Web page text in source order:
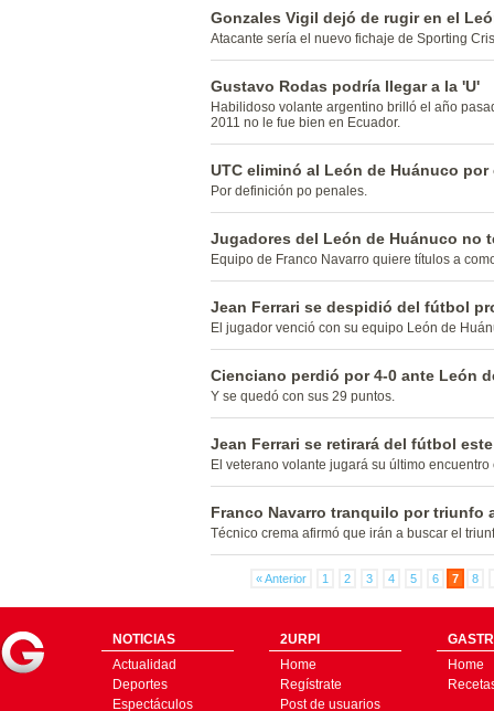
Gonzales Vigil dejó de rugir en el
Atacante sería el nuevo fichaje de Sporting
Gustavo Rodas podría llegar a la 'U'
Habilidoso volante argentino brilló el año
2011 no le fue bien en Ecuador.
UTC eliminó al León de Huánuco
Por definición po penales.
Jugadores del León de Huánuco no
Equipo de Franco Navarro quiere títulos a
Jean Ferrari se despidió del fútbol
El jugador venció con su equipo León de
Cienciano perdió por 4-0 ante León
Y se quedó con sus 29 puntos.
Jean Ferrari se retirará del fútbol
El veterano volante jugará su último
Franco Navarro tranquilo por triunfo
Técnico crema afirmó que irán a buscar el
« Anterior 1 2 3 4 5 6 7 8
NOTICIAS
Actualidad
Deportes
Espectáculos
2URPI
Home
Regístrate
Post de usuarios
Home